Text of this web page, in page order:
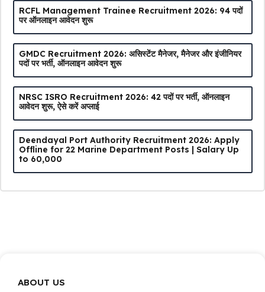
RCFL Management Trainee Recruitment 2026: 94 पदों
पर ऑनलाइन आवेदन शुरू
GMDC Recruitment 2026: असिस्टेंट मैनेजर, मैनेजर और इंजीनियर
पदों पर भर्ती, ऑनलाइन आवेदन शुरू
NRSC ISRO Recruitment 2026: 42 पदों पर भर्ती, ऑनलाइन
आवेदन शुरू, ऐसे करें अप्लाई
Deendayal Port Authority Recruitment 2026: Apply
Offline for 22 Marine Department Posts | Salary Up
to ₹60,000
ABOUT US